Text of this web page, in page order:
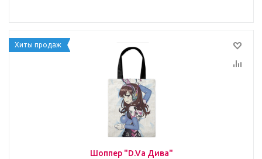
Хиты продаж
Шоппер "D.Va Дива"